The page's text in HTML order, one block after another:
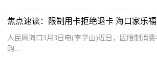
人民网海口3月3日电(李学山)近日，因限制消
购...